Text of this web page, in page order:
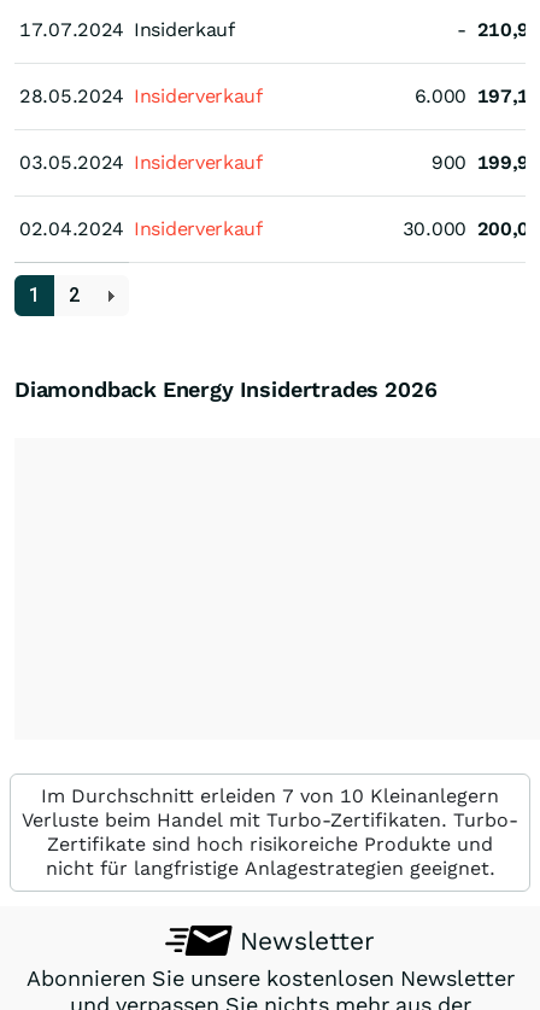
17.07.2024
28.05.2024
03.05.2024
02.04.2024
17.07.2024 Insiderkauf - 210,94
28.05.2024 Insiderverkauf 6.000 197,14
03.05.2024 Insiderverkauf 900 199,90
02.04.2024 Insiderverkauf 30.000 200,00
1 2
Diamondback Energy Insidertrades 2026
Im Durchschnitt erleiden 7 von 10 Kleinanlegern
Verluste beim Handel mit Turbo-Zertifikaten. Turbo-
Zertifikate sind hoch risikoreiche Produkte und
nicht für langfristige Anlagestrategien geeignet.
Newsletter
Abonnieren Sie unsere kostenlosen Newsletter
und verpassen Sie nichts mehr aus der